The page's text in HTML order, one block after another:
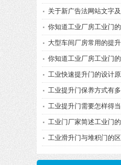
关于新广告法网站文字
你知道工业厂房工业门
大型车间厂房常用的提
你知道工业厂房工业门
工业快速提升门的设计
工业提升门保养方式有
工业提升门需要怎样得
工业门厂家简述工业门
工业滑升门与堆积门的